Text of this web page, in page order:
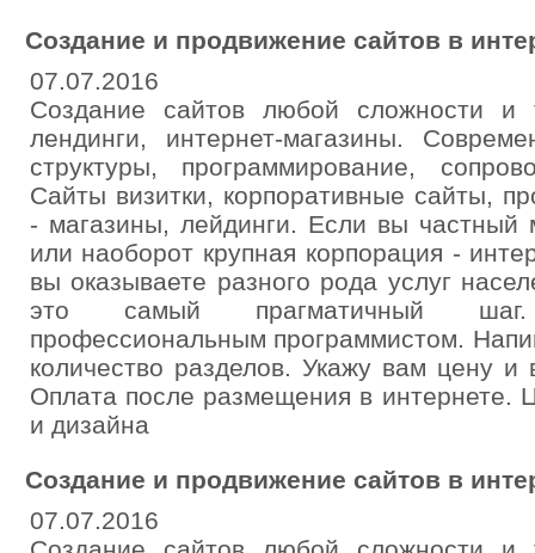
Создание и продвижение сайтов в
07.07.2016
Создание сайтов любой сложности и
лендинги, интернет-магазины.
структуры, программирование,
Сайты визитки, корпоративные сайты,
- магазины, лейдинги. Если вы
или наоборот крупная корпорация -
вы оказываете разного рода услуг
это самый прагматичный шаг.
профессиональным программистом.
количество разделов. Укажу вам цену
Оплата после размещения в интернете.
и дизайна
Создание и продвижение сайтов в
07.07.2016